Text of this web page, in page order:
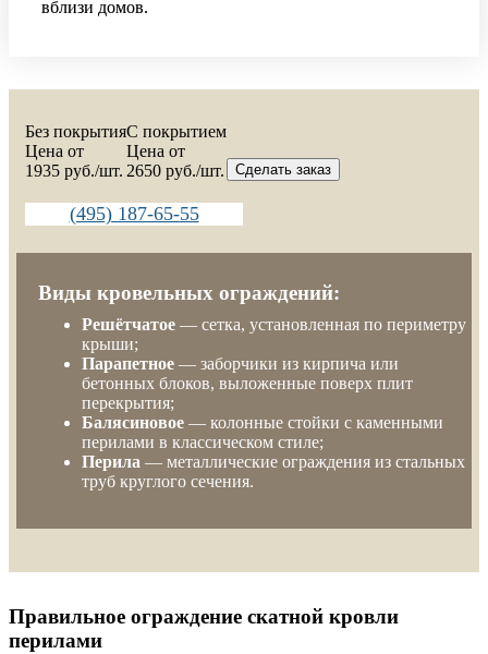
вблизи домов.
Без покрытия
Цена от
1935 руб./шт.
C покрытием
Цена от
2650 руб./шт. Сделать заказ
(495) 187-65-55
Виды кровельных ограждений:
Решётчатое — сетка, установленная по периметру
крыши;
Парапетное — заборчики из кирпича или
бетонных блоков, выложенные поверх плит
перекрытия;
Балясиновое — колонные стойки с каменными
перилами в классическом стиле;
Перила — металлические ограждения из стальных
труб круглого сечения.
Правильное ограждение скатной кровли
перилами